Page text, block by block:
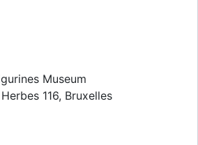
Museum
116, Bruxelles